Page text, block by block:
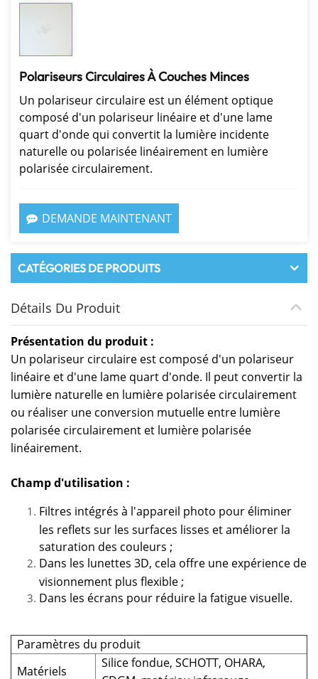
Polariseurs Circulaires À Couches Minces
Un polariseur circulaire est un élément optique
composé d'un polariseur linéaire et d'une lame
quart d'onde qui convertit la lumière incidente
naturelle ou polarisée linéairement en lumière
polarisée circulairement.
DEMANDE MAINTENANT
CATÉGORIES DE PRODUITS
Détails Du Produit
Présentation du produit :
Un polariseur circulaire est composé d'un polariseur
linéaire et d'une lame quart d'onde. Il peut convertir la
lumière naturelle en lumière polarisée circulairement
ou réaliser une conversion mutuelle entre lumière
polarisée circulairement et lumière polarisée
linéairement.
Champ d'utilisation :
Filtres intégrés à l'appareil photo pour éliminer
les reflets sur les surfaces lisses et améliorer la
saturation des couleurs ;
Dans les lunettes 3D, cela offre une expérience de
visionnement plus flexible ;
Dans les écrans pour réduire la fatigue visuelle.
Paramètres du produit
Matériels
Silice fondue, SCHOTT, OHARA,